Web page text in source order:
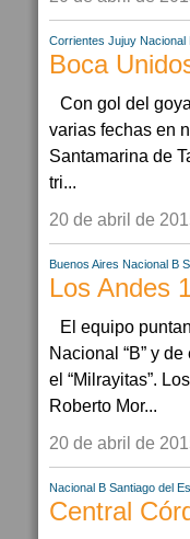
Corrientes Jujuy Nacional
Boca
Con gol del
varias fechas en
Santamarina de
tri...
20 de abril de
Buenos Aires Nacional B
Los Andes
El equipo
Nacional “B” y
el “Milrayitas”.
Roberto Mor...
20 de abril de
Nacional B Santiago del
Central